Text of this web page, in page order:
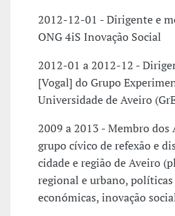
2012-12-01 - Dirigente e
ONG 4iS Inovação Social
2012-01 a 2012-12 -
[Vogal] do Grupo
Universidade de Aveiro
2009 a 2013 - Membro dos
grupo cívico de refexão e
cidade e região de Aveiro
regional e urbano,
económicas, inovação